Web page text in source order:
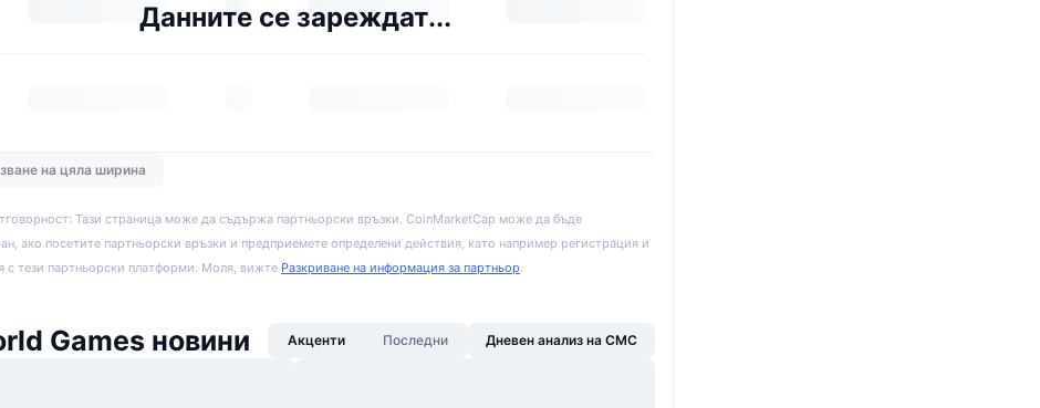
Данните се зареждат...
на цяла ширина
Тази страница може да съдържа партньорски връзки. CoinMarketCap може да бъде
ако посетите партньорски връзки и предприемете определени действия, като например регистрация и
с тези партньорски платформи. Моля, вижте Разкриване на информация за партньор.
Games новини Акценти Последни Дневен анализ на CMC